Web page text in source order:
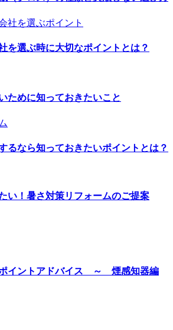
を選ぶ時に大切なポイントとは？
ために知っておきたいこと
るなら知っておきたいポイントとは？
い！暑さ対策リフォームのご提案
ポイントアドバイス ～ 煙感知器編